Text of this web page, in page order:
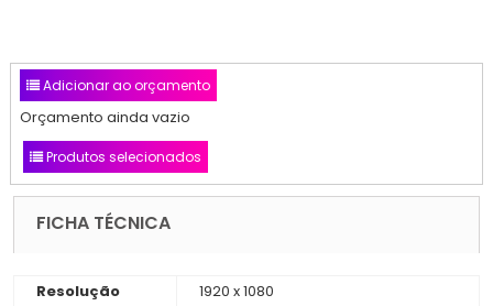
Adicionar ao orçamento
Orçamento ainda vazio
Produtos selecionados
FICHA TÉCNICA
Resolução
1920 x 1080